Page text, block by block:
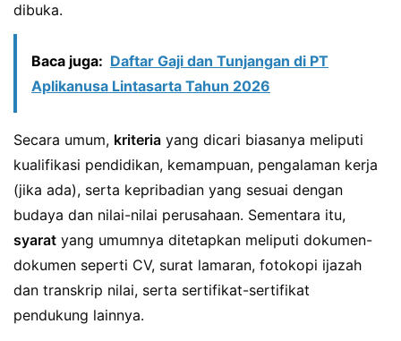
dibuka.
Baca juga: Daftar Gaji dan Tunjangan di PT
Aplikanusa Lintasarta Tahun 2026
Secara umum, kriteria yang dicari biasanya meliputi
kualifikasi pendidikan, kemampuan, pengalaman kerja
(jika ada), serta kepribadian yang sesuai dengan
budaya dan nilai-nilai perusahaan. Sementara itu,
syarat yang umumnya ditetapkan meliputi dokumen-
dokumen seperti CV, surat lamaran, fotokopi ijazah
dan transkrip nilai, serta sertifikat-sertifikat
pendukung lainnya.